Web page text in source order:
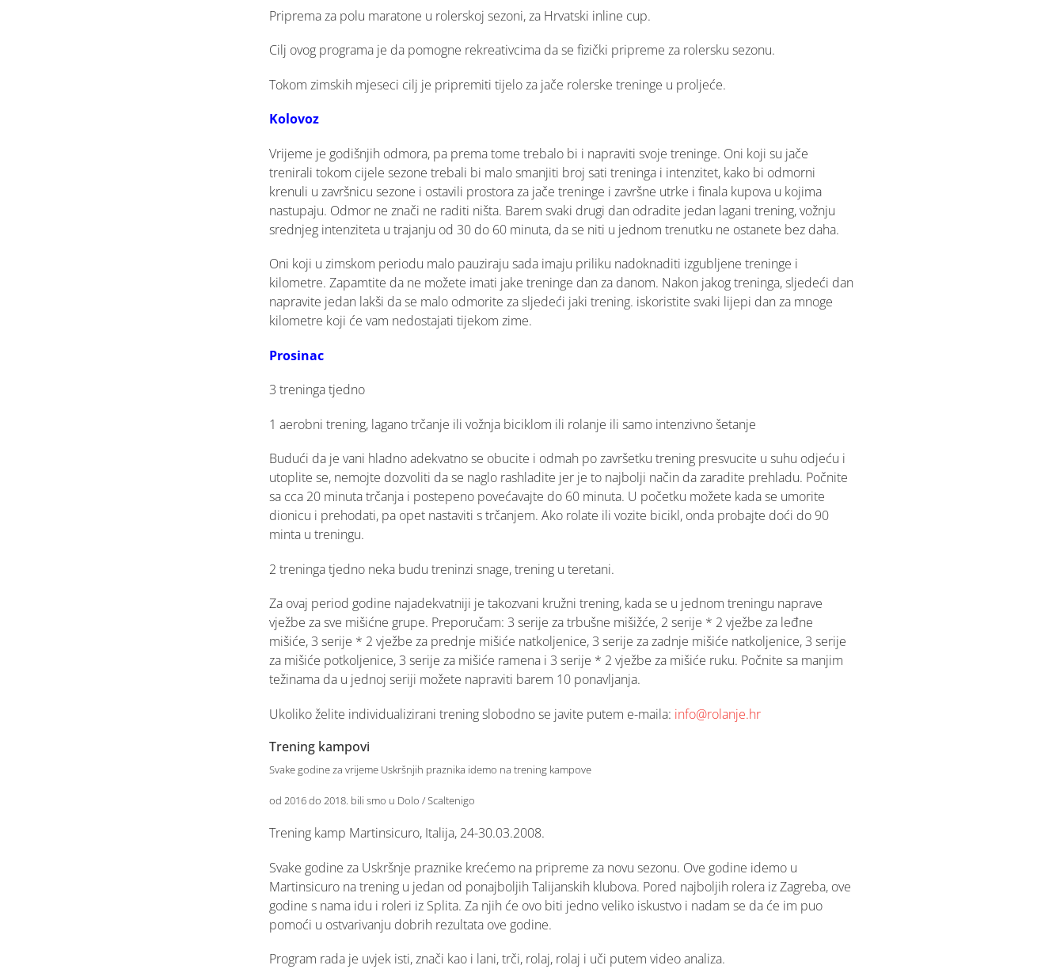
Priprema za polu maratone u rolerskoj sezoni, za Hrvatski inline cup.
Cilj ovog programa je da pomogne rekreativcima da se fizički pripreme za rolersku sezonu.
Tokom zimskih mjeseci cilj je pripremiti tijelo za jače rolerske treninge u proljeće.
Kolovoz
Vrijeme je godišnjih odmora, pa prema tome trebalo bi i napraviti svoje treninge. Oni koji su jače
trenirali tokom cijele sezone trebali bi malo smanjiti broj sati treninga i intenzitet, kako bi odmorni
krenuli u završnicu sezone i ostavili prostora za jače treninge i završne utrke i finala kupova u kojima
nastupaju. Odmor ne znači ne raditi ništa. Barem svaki drugi dan odradite jedan lagani trening, vožnju
srednjeg intenziteta u trajanju od 30 do 60 minuta, da se niti u jednom trenutku ne ostanete bez daha.
Oni koji u zimskom periodu malo pauziraju sada imaju priliku nadoknaditi izgubljene treninge i
kilometre. Zapamtite da ne možete imati jake treninge dan za danom. Nakon jakog treninga, sljedeći dan
napravite jedan lakši da se malo odmorite za sljedeći jaki trening. iskoristite svaki lijepi dan za mnoge
kilometre koji će vam nedostajati tijekom zime.
Prosinac
3 treninga tjedno
1 aerobni trening, lagano trčanje ili vožnja biciklom ili rolanje ili samo intenzivno šetanje
Budući da je vani hladno adekvatno se obucite i odmah po završetku trening presvucite u suhu odjeću i
utoplite se, nemojte dozvoliti da se naglo rashladite jer je to najbolji način da zaradite prehladu. Počnite
sa cca 20 minuta trčanja i postepeno povećavajte do 60 minuta. U početku možete kada se umorite
dionicu i prehodati, pa opet nastaviti s trčanjem. Ako rolate ili vozite bicikl, onda probajte doći do 90
minta u treningu.
2 treninga tjedno neka budu treninzi snage, trening u teretani.
Za ovaj period godine najadekvatniji je takozvani kružni trening, kada se u jednom treningu naprave
vježbe za sve mišićne grupe. Preporučam: 3 serije za trbušne mišižće, 2 serije * 2 vježbe za leđne
mišiće, 3 serije * 2 vježbe za prednje mišiće natkoljenice, 3 serije za zadnje mišiće natkoljenice, 3 serije
za mišiće potkoljenice, 3 serije za mišiće ramena i 3 serije * 2 vježbe za mišiće ruku. Počnite sa manjim
težinama da u jednoj seriji možete napraviti barem 10 ponavljanja.
Ukoliko želite individualizirani trening slobodno se javite putem e-maila: info@rolanje.hr
Trening kampovi
Svake godine za vrijeme Uskršnjih praznika idemo na trening kampove
od 2016 do 2018. bili smo u Dolo / Scaltenigo
Trening kamp Martinsicuro, Italija, 24-30.03.2008.
Svake godine za Uskršnje praznike krećemo na pripreme za novu sezonu. Ove godine idemo u
Martinsicuro na trening u jedan od ponajboljih Talijanskih klubova. Pored najboljih rolera iz Zagreba, ove
godine s nama idu i roleri iz Splita. Za njih će ovo biti jedno veliko iskustvo i nadam se da će im puo
pomoći u ostvarivanju dobrih rezultata ove godine.
Program rada je uvjek isti, znači kao i lani, trči, rolaj, rolaj i uči putem video analiza.